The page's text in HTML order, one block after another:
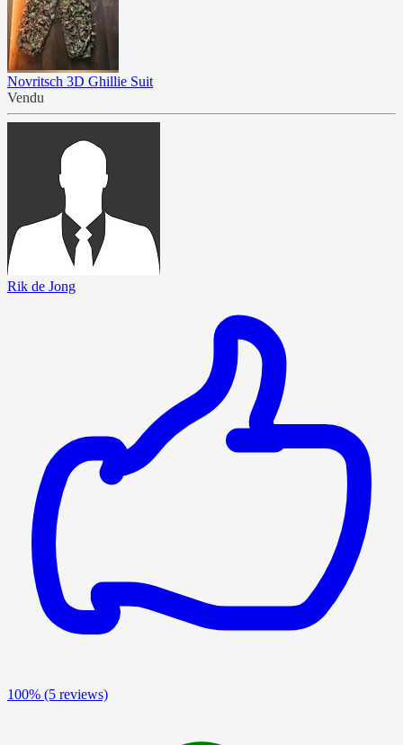
Novritsch 3D Ghillie Suit
Vendu
Rik de Jong
100% (5 reviews)